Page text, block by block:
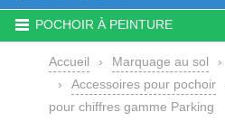
POCHOIR À PEINTURE
Accueil › Marquage au sol ›
›
Accessoires pour pochoir
pour chiffres gamme Parking